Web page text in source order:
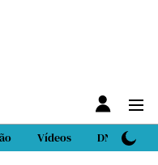
Vídeos DN Sport